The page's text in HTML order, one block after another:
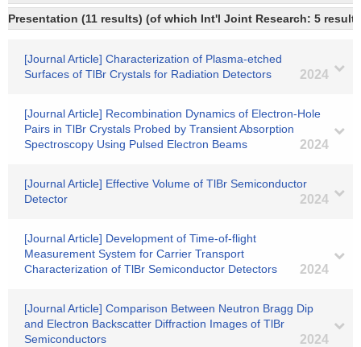
Presentation (11 results) (of which Int'l Joint Research: 5
[Journal Article] Characterization of Plasma-etched
Surfaces of TlBr Crystals for Radiation Detectors
2024
[Journal Article] Recombination Dynamics of Electron-Hole
Pairs in TlBr Crystals Probed by Transient Absorption
Spectroscopy Using Pulsed Electron Beams
2024
[Journal Article] Effective Volume of TlBr Semiconductor
Detector
2024
[Journal Article] Development of Time-of-flight
Measurement System for Carrier Transport
Characterization of TlBr Semiconductor Detectors
2024
[Journal Article] Comparison Between Neutron Bragg Dip
and Electron Backscatter Diffraction Images of TlBr
Semiconductors
2024